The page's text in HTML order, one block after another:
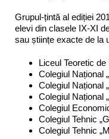
Grupul-țintă al ediției
elevi din clasele IX-XI
sau științe exacte de la
Liceul Teoretic
Colegiul Național
Colegiul Național
Colegiul Național
Colegiul
Colegiul Tehnic
Colegiul Tehnic